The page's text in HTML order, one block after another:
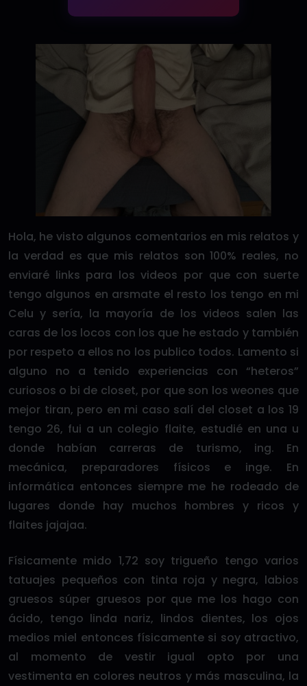
Hola, he visto algunos comentarios en mis relatos y
la verdad es que mis relatos son 100% reales, no
enviaré links para los videos por que con suerte
tengo algunos en arsmate el resto los tengo en mi
Celu y sería, la mayoría de los videos salen las
caras de los locos con los que he estado y también
por respeto a ellos no los publico todos. Lamento si
alguno no a tenido experiencias con “heteros”
curiosos o bi de closet, por que son los weones que
mejor tiran, pero en mi caso salí del closet a los 19
tengo 26, fui a un colegio flaite, estudié en una u
donde habían carreras de turismo, ing. En
mecánica, preparadores físicos e inge. En
informática entonces siempre me he rodeado de
lugares donde hay muchos hombres y ricos y
flaites jajajaa.
Físicamente mido 1,72 soy trigueño tengo varios
tatuajes pequeños con tinta roja y negra, labios
gruesos súper gruesos por que me los hago con
ácido, tengo linda nariz, lindos dientes, los ojos
medios miel entonces físicamente si soy atractivo,
al momento de vestir igual opto por una
vestimenta en colores neutros y más masculina, la